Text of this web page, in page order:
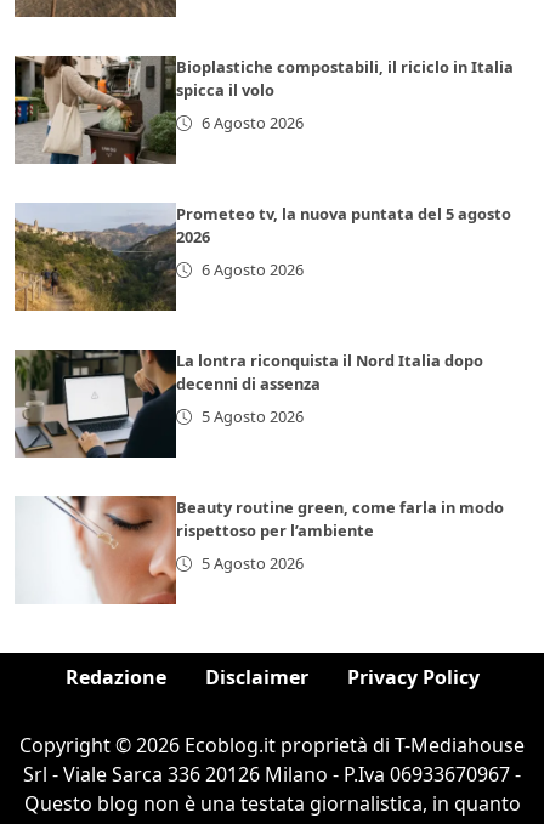
Bioplastiche compostabili, il riciclo in Italia
spicca il volo
6 Agosto 2026
Prometeo tv, la nuova puntata del 5 agosto
2026
6 Agosto 2026
La lontra riconquista il Nord Italia dopo
decenni di assenza
5 Agosto 2026
Beauty routine green, come farla in modo
rispettoso per l’ambiente
5 Agosto 2026
Redazione Disclaimer Privacy Policy
Copyright © 2026 Ecoblog.it proprietà di T-Mediahouse
Srl - Viale Sarca 336 20126 Milano - P.Iva 06933670967 -
Questo blog non è una testata giornalistica, in quanto